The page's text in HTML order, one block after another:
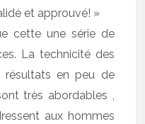
et approuvé! »
cette une série de
La technicité des
résultats en peu de
très abordables ,
aux hommes